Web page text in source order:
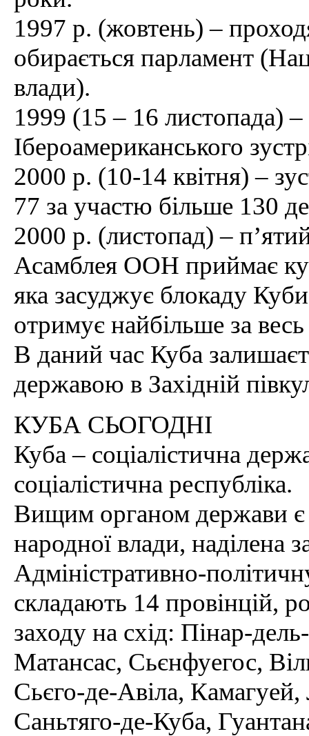
1997 р. (жовтень) –
обирається парламент
влади).
1999 (15 – 16 листопада) –
Ібероамериканського
2000 р. (10-14 квітня) –
77 за участю більше 130
2000 р. (листопад) –
Асамблея ООН приймає
яка засуджує блокаду
отримує найбільше за
В даний час Куба
державою в Західній
КУБА СЬОГОДНІ
Куба – соціалістична
соціалістична республіка.
Вищим органом держави є
народної влади, наділена
Адміністративно-
складають 14 провінцій,
заходу на схід: Пінар-
Матансас, Сьєнфуегос,
Сьєго-де-Авіла,
Саньтяго-де-Куба,